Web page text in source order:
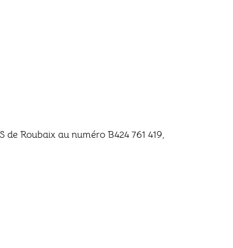
Roubaix au numéro B424 761 419,